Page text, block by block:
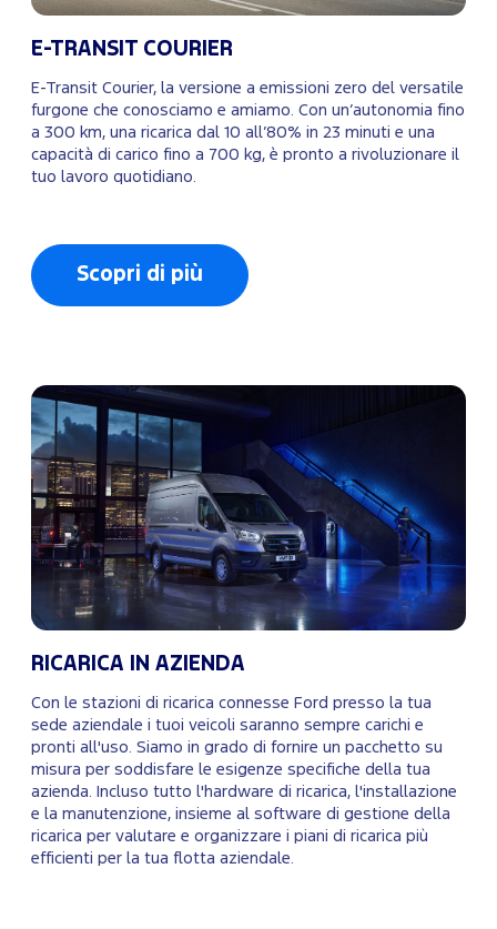
E-TRANSIT COURIER
E-Transit Courier, la versione a emissioni zero del versatile
furgone che conosciamo e amiamo. Con un’autonomia fino
a 300 km, una ricarica dal 10 all’80% in 23 minuti e una
capacità di carico fino a 700 kg, è pronto a rivoluzionare il
tuo lavoro quotidiano.
Scopri di più
RICARICA IN AZIENDA
Con le stazioni di ricarica connesse Ford presso la tua
sede aziendale i tuoi veicoli saranno sempre carichi e
pronti all'uso. Siamo in grado di fornire un pacchetto su
misura per soddisfare le esigenze specifiche della tua
azienda. Incluso tutto l'hardware di ricarica, l'installazione
e la manutenzione, insieme al software di gestione della
ricarica per valutare e organizzare i piani di ricarica più
efficienti per la tua flotta aziendale.